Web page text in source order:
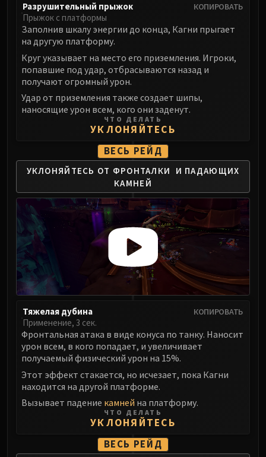
Sprocketmonger Lockenstock
One-Armed Bandit
Mug'Zee, Heads of Security
Chrome King Gallywix
DRAGON SOUL
Morchok
Warlord Zon'ozz
Yor'sahj the Unsleeping
Hagara the Stormbinder
Ultraxion
Majordomo Staghelm
Spine of Deathwing
Madness of Deathwing
NERUB-AR PALACE
Ulgrax the Devourer
Bloodbound Horror
Sikran, Captain of the Sureki
Rashanan
Broodtwister Ovinax
Nexus Princess Kyveza
FIRELANDS
Shannox
Lord Rhyolith
Beth'tilac
Alysrazor
Baleroc
Majordomo Staghelm
Ragnaros
КОПИРОВАТЬ
Разрушительный прыжок
Прыжок с платформы
Заполнив шкалу энергии до конца, Кагни прыгает
на другую платформу.
Круг указывает на место его приземления. Игроки,
попавшие под удар, отбрасываются назад и
получают огромный урон.
Удар от приземления также создает шипы,
наносящие урон всем, кого они заденут.
ЧТО ДЕЛАТЬ
УКЛОНЯЙТЕСЬ
ВЕСЬ РЕЙД
УКЛОНЯЙТЕСЬ ОТ ФРОНТАЛКИ
И ПАДАЮЩИХ
КАМНЕЙ
КОПИРОВАТЬ
Тяжелая дубина
Применение, 3 сек.
Фронтальная атака в виде конуса по танку. Наносит
урон всем, в кого попадает, и увеличивает
получаемый физический урон на 15%.
Этот эффект стакается, но исчезает, пока Кагни
находится на другой платформе.
Вызывает падение камней на платформу.
ЧТО ДЕЛАТЬ
УКЛОНЯЙТЕСЬ
ВЕСЬ РЕЙД